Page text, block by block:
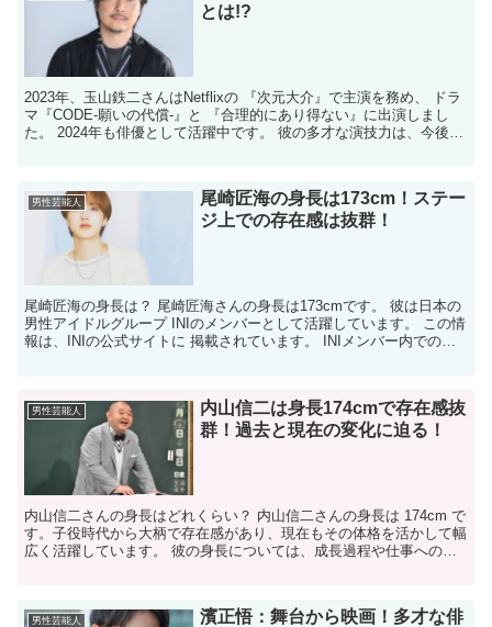
とは!?
2023年、玉山鉄二さんはNetflixの 『次元大介』で主演を務め、 ドラ
マ『CODE-願いの代償-』と 『合理的にあり得ない』に出演しまし
た。 2024年も俳優として活躍中です。 彼の多才な演技力は、今後の
男性芸能人
尾崎匠海の身長は173cm！ステー
ジ上での存在感は抜群！
尾崎匠海の身長は？ 尾崎匠海さんの身長は173cmです。 彼は日本の
男性アイドルグループ INIのメンバーとして活躍しています。 この情
報は、INIの公式サイトに 掲載されています。 INIメンバー内での身
男性芸能人
内山信二は身長174cmで存在感抜
群！過去と現在の変化に迫る！
内山信二さんの身長はどれくらい？ 内山信二さんの身長は 174cm で
す。子役時代から大柄で存在感があり、現在もその体格を活かして幅
広く活躍しています。 彼の身長については、成長過程や仕事への影
男性芸能人
濱正悟：舞台から映画！多才な俳